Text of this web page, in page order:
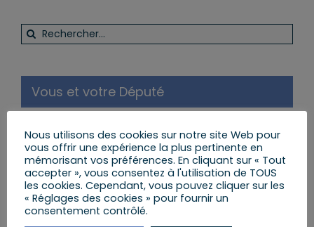
Rechercher:
Vous et votre Député
S’INSCRIRE ET RECEVOIR LA NEWSLETTER
MES LETTRES ENVOYÉES AUX CITOYENS
POSER UNE QUESTION AU DÉPUTÉ
LE CALENDRIER DES PERMANENCES
Nous utilisons des cookies sur notre site Web pour
vous offrir une expérience la plus pertinente en
mémorisant vos préférences. En cliquant sur « Tout
accepter », vous consentez à l'utilisation de TOUS
les cookies. Cependant, vous pouvez cliquer sur les
« Réglages des cookies » pour fournir un
consentement contrôlé.